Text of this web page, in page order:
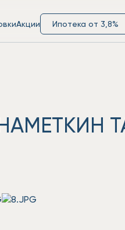
Акции Ипотека от 3,8%